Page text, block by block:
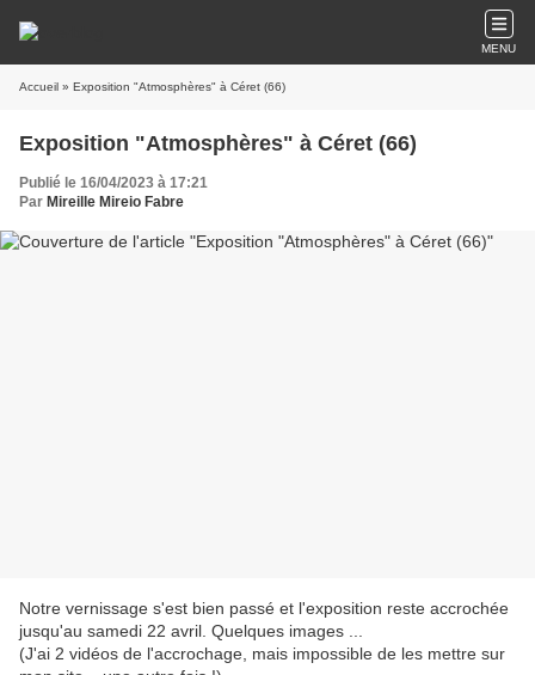
MENU
Accueil » Exposition "Atmosphères" à Céret (66)
Exposition "Atmosphères" à Céret (66)
Publié le 16/04/2023 à 17:21
Par Mireille Mireio Fabre
Notre vernissage s'est bien passé et l'exposition reste accrochée
jusqu'au samedi 22 avril. Quelques images ...
(J'ai 2 vidéos de l'accrochage, mais impossible de les mettre sur